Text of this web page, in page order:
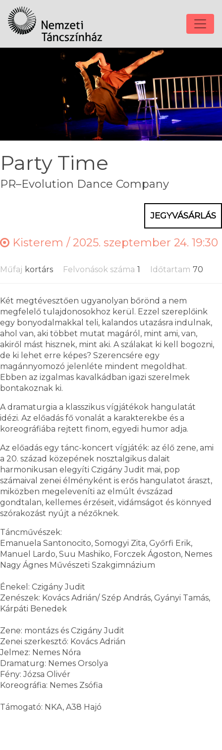
Party Time
PR–Evolution Dance Company
JEGYVÁSÁRLÁS
Kisterem /2025. szeptember 24. 19:30
Műfaj kortárs Felvonások száma 1 Időtartam 70
Két megtévesztően ugyanolyan bőrönd a nem
megfelelő tulajdonosokhoz kerül. Ezzel szereplőink
egy bonyodalmakkal teli, kalandos utazásra indulnak,
ahol van, aki többet mutat magáról, mint ami, van,
akiről mást hisznek, mint aki. A szálakat ki kell bogozni,
de ki lehet erre képes? Szerencsére egy
magánnyomozó jelenléte mindent megoldhat.
Ebben az izgalmas kavalkádban igazi szerelmek
bontakoznak ki.
A dramaturgia a klasszikus vígjátékok hangulatát
idézi. Az előadás fő vonalát a karakterekbe és a
koreográfiába rejtett finom, egyedi humor adja.
Az előadás egy tánc-koncert vígjáték: az élő zene, ami
a 20. század közepének nosztalgikus dalait
harmonikusan elegyíti Czigány Judit mai, pop
számaival zenei élményként is erős hangulatot áraszt,
miközben megeleveníti az elmúlt évszázad
gondtalan, kellemes érzéseit, vidámságot és könnyed
szórakozást nyújt a nézőknek.
Táncművészek:
Emanuela Santonocito, Somogyi Zita, Győrfi Erik,
Manuel Lardo, Suu Mashiko, Forczek Ágoston, Nemes
Nagy Ágnes Művészeti Szakgimnázium
Énekel: Czigány Judit
Zenészek: Kovács Adrián/ Szép András, Gyányi Tamás,
Kárpáti Benedek
Zene: montázs és Czigány Judit
Zenei szerkesztő: Kovács Adrián
Jelmez: Nemes Nóra
Dramaturg: Nemes Orsolya
Fény: Józsa Olivér
Koreográfia: Nemes Zsófia
Támogató: NKA, A38 Hajó